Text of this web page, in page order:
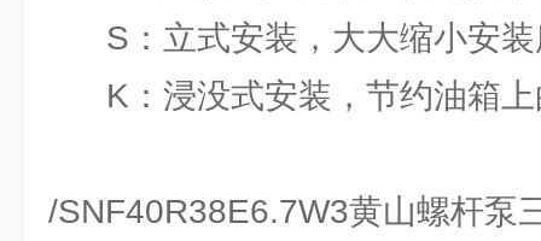
S：立式安装，大大缩小安装
K：浸没式安装，节约油箱上
/SNF40R38E6.7W3黄山螺杆泵